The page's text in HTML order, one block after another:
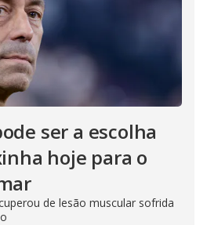
ser a escolha
hoje para o
de lesão muscular sofrida